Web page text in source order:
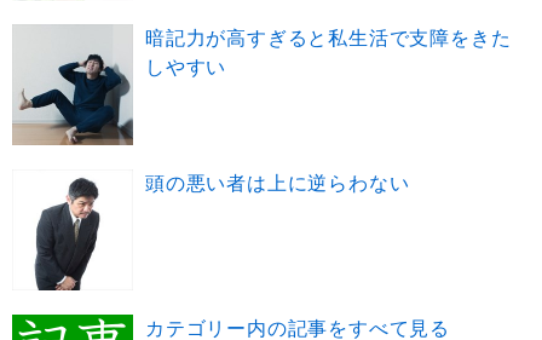
暗記力が高すぎると私生活で支障をきた
しやすい
頭の悪い者は上に逆らわない
カテゴリー内の記事をすべて見る